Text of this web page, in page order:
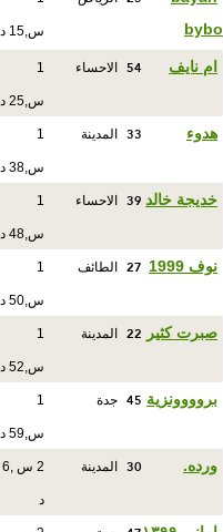
bybo
س,15 د
ام نايف 54 الاحساء 1
س,25 د
هدوء 33 المدينة 1
س,38 د
خديجة خالد 39 الاحساء 1
س,48 د
نوف 1999 27 الطائف 1
س,50 د
صبرت كثير 22 المدينة 1
س,52 د
بروووونزية 45 جدة 1
س,59 د
ورده. 30 المدينة 2 س ,6
د